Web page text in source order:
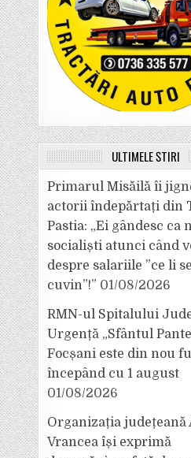
ULTIMELE ȘTIRI
Primarul Misăilă îi
actorii îndepărtați din
Pastia: „Ei gândesc ca
socialiști atunci când
despre salariile ”ce li se
cuvin”!” 01/08/2026
RMN-ul Spitalului
Urgență „Sfântul
Focșani este din nou
începând cu 1 august
01/08/2026
Organizația județeană
Vrancea își exprimă